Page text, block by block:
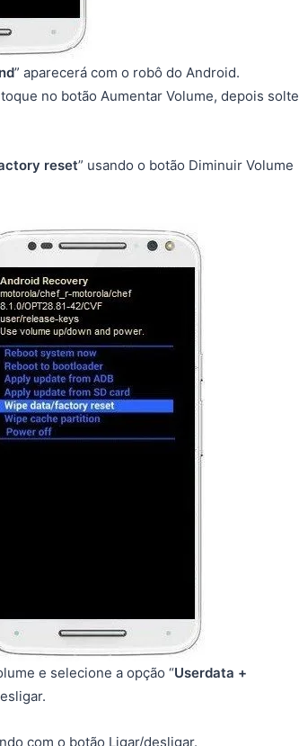
” aparecerá com o robô do Android.
no botão Aumentar Volume, depois solte
reset” usando o botão Diminuir Volume
e selecione a opção “Userdata +
com o botão Ligar/desligar.